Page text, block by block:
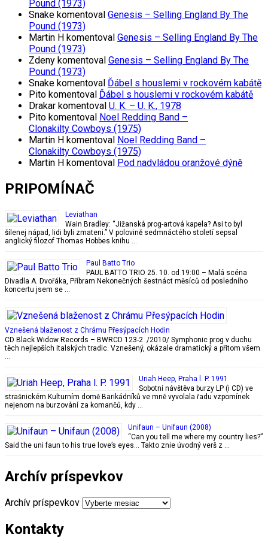
Pound (1973)
Snake komentoval Genesis – Selling England By The
Pound (1973)
Martin H komentoval Genesis – Selling England By The
Pound (1973)
Zdeny komentoval Genesis – Selling England By The
Pound (1973)
Snake komentoval Ďábel s houslemi v rockovém kabátě
Pito komentoval Ďábel s houslemi v rockovém kabátě
Drakar komentoval U. K. – U. K., 1978
Pito komentoval Noel Redding Band –
Clonakilty Cowboys (1975)
Martin H komentoval Noel Redding Band –
Clonakilty Cowboys (1975)
Martin H komentoval Pod nadvládou oranžové dýně
PRIPOMÍNAČ
Leviathan
Wain Bradley: “Jižanská prog-artová kapela? Asi to byl
šílenej nápad, lidi byli zmateni.” V polovině sedmnáctého století sepsal
anglický filozof Thomas Hobbes knihu …
Paul Batto Trio
PAUL BATTO TRIO 25. 10. od 19:00 – Malá scéna
Divadla A. Dvořáka, Příbram Nekonečných šestnáct měsíců od posledního
koncertu jsem se …
Vznešená blaženost z Chrámu Přesýpacích Hodin
CD Black Widow Records ‎– BWRCD 123-2 /2010/ Symphonic prog v duchu
těch nejlepších italských tradic. Vznešený, okázale dramatický a přitom všem
…
Uriah Heep, Praha l. P. 1991
Sobotní návštěva burzy LP (i CD) ve
strašnickém Kulturním domě Barikádníků ve mně vyvolala řadu vzpomínek
nejenom na burzování za komančů, kdy …
Unifaun – Unifaun (2008)
“Can you tell me where my country lies?”
Said the uni faun to his true love’s eyes… Takto znie úvodný verš z …
Archív príspevkov
Archív príspevkov
Kontakty